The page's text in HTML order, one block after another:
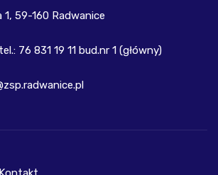
1, 59-160 Radwanice
76 831 19 11 bud.nr 1 (główny)